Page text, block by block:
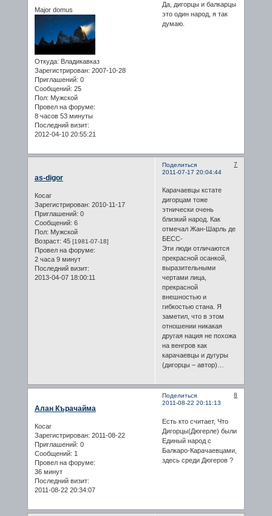
Major domus
Откуда: Владикавказ
Зарегистрирован: 2007-10-28
Приглашений: 0
Сообщений: 25
Пол: Мужской
Провел на форуме:
8 часов 53 минуты
Последний визит:
2012-04-10 20:55:21
Да, дигорцы и балкарцы
это один народ, я так
думаю.
Поделиться
7
2011-07-17 20:04:44
as-digor
Косаг
Зарегистрирован: 2010-11-17
Приглашений: 0
Сообщений: 6
Пол: Мужской
Возраст: 45 [1981-07-18]
Провел на форуме:
2 часа 9 минут
Последний визит:
2013-04-07 18:00:11
Карачаевцы кстате
дигорцам тоже
этнически очень
близкий народ. Как
отмечал Жан-Шарль де
БЕСС-
Эти люди отличаются
прекрасной осанкой,
выразительными
чертами лица,
прекрасной
внешностью и
гибкостью стана. Я
заметил, что в этом
отношении никакая
другая нация не похожа
на венгров как
карачаевцы и дугуры
(дигорцы – автор)…
Поделиться
8
2011-08-22 20:11:13
Алан Кърачайма
Косаг
Зарегистрирован: 2011-08-22
Приглашений: 0
Сообщений: 1
Провел на форуме:
36 минут
Последний визит:
2011-08-22 20:34:07
Есть кто считает, Что
Дигорцы(Дюгерле) были
Единый народ с
Балкаро-Карачаевцами,
здесь среди Дюгеров ?